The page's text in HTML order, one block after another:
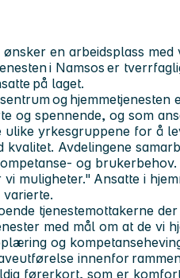
en arbeidsplass med
i Namsos er
på laget.
og
og spennende, og som
ulike yrkesgruppene for å
kvalitet. Avdelingene
og
muligheter." Ansatte i
tjenestemottakerne
med mål om at de vi
og
innenfor
førerkort, som er